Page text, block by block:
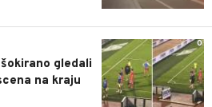
0
gledali
na kraju